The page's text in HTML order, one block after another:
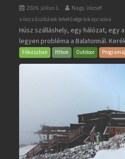
2026. július 1. Nagy József
BalatonBIKE365
bejegyzéshez
a hozzászólások lehetősége kikapcsolva
Húsz szálláshely, egy hálózat, egy
legyen probléma a Balatonnál.
Fókuszban Itthon Outdoor